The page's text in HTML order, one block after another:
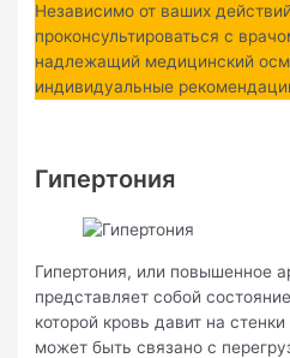
Независимо от ваших
проконсультироваться с
надлежащий медицинский
индивидуальные
Гипертония
Гипертония, или повышенное
представляет собой
которой кровь давит на
может быть связано с